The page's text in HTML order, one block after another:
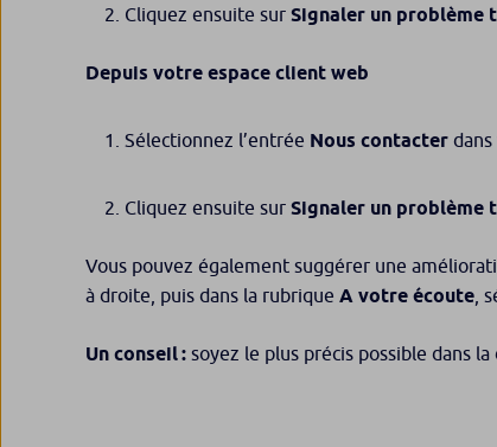
Cliquez ensuite sur Signaler un problème
Depuis votre espace client web
Sélectionnez l’entrée Nous contacter
Cliquez ensuite sur Signaler un problème
Vous pouvez également suggérer une
à droite, puis dans la rubrique A votre écoute ,
Un conseil : soyez le plus précis possible dans